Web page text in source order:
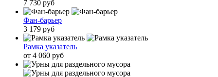
7 730 руб
Фан-барьер
3 179 руб
Рамка указатель
от 4 060 руб